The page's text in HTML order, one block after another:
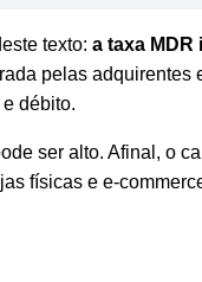
texto: a taxa
pelas adquirentes
débito.
ser alto. Afinal, o
físicas e e-